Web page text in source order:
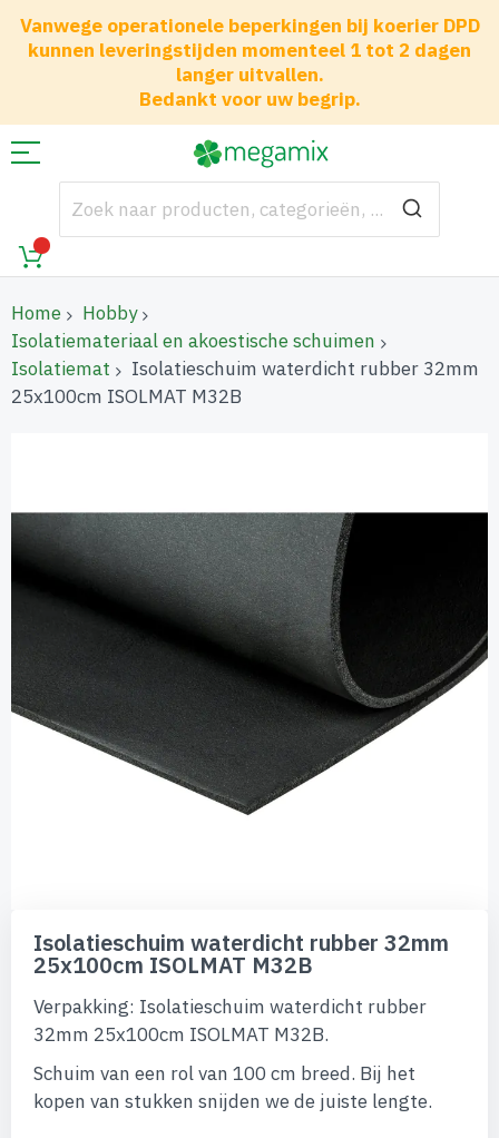
Vanwege operationele beperkingen bij koerier DPD
kunnen leveringstijden momenteel 1 tot 2 dagen
langer uitvallen.
Bedankt voor uw begrip.
Home
Hobby
Isolatiemateriaal en akoestische schuimen
Isolatiemat
Isolatieschuim waterdicht rubber 32mm
25x100cm ISOLMAT M32B
van
afbeeldingen-
naar
begin
afbeeldingen-
Isolatieschuim waterdicht rubber 32mm
25x100cm ISOLMAT M32B
Verpakking: Isolatieschuim waterdicht rubber
32mm 25x100cm ISOLMAT M32B.
Schuim van een rol van 100 cm breed. Bij het
kopen van stukken snijden we de juiste lengte.